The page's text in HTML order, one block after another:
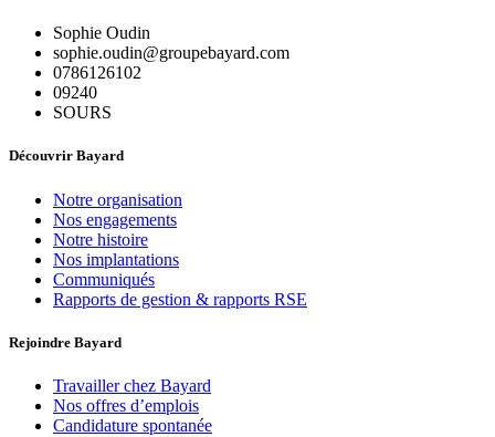
Sophie Oudin
sophie.oudin@groupebayard.com
0786126102
09240
SOURS
Découvrir Bayard
Notre organisation
Nos engagements
Notre histoire
Nos implantations
Communiqués
Rapports de gestion & rapports RSE
Rejoindre Bayard
Travailler chez Bayard
Nos offres d’emplois
Candidature spontanée